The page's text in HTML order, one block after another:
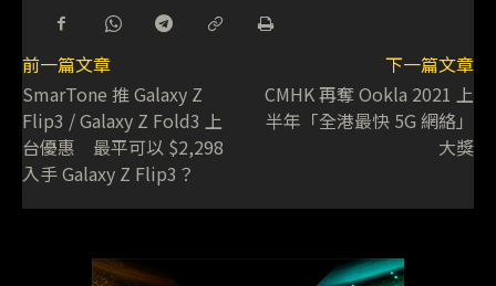
前一篇文章
SmarTone 推 Galaxy Z
Flip3 / Galaxy Z Fold3 上
台優惠 最平可以 $2,298
入手 Galaxy Z Flip3？
下一篇文章
CMHK 再奪 Ookla 2021 上
半年「全港最快 5G 網絡」
大獎